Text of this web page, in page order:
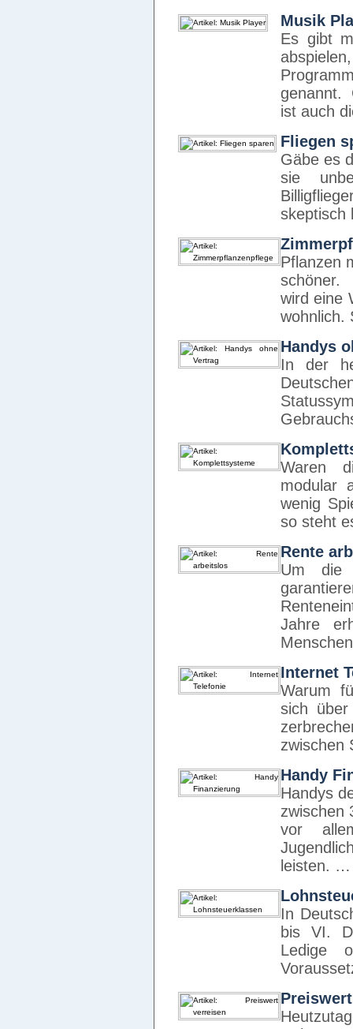
Musik
Es gibt
genannt.
ist auch
Fliegen
Gäbe es
sie
Pflanzen
schöner.
wird eine
wohnlich.
Handys
In der
Waren
modular
wenig
so steht
Rente
Um die
Jahre
Internet
Warum
sich
zwischen
Handy
Handys
zwischen
vor
leisten. …
In
bis VI.
Ledige